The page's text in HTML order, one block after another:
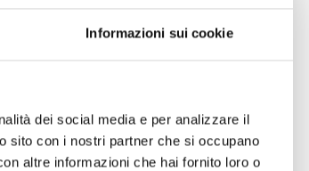
Informazioni sui cookie
dei social media e per analizzare il
sito con i nostri partner che si occupano
altre informazioni che hai fornito loro o
GDW 2021 (6)
GDW 2023 (7)